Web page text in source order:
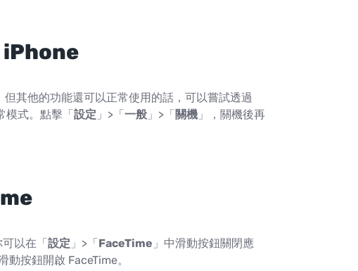
iPhone
其他的功能還可以正常使用的話，可以嘗試透過
模式。點擊「設定 」>「一般」>「關機」，關機後再
以在「設定 」>「FaceTime 」中滑動按鈕關閉應
按鈕開啟 FaceTime。